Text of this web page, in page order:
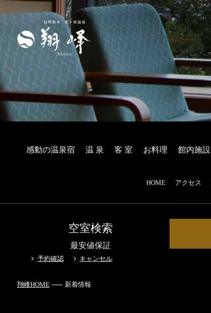
感動の温泉宿 温 泉 客 室 お料理 館内施設
HOME アクセス
空室検索
最安値保証
予約確認 キャンセル
翔峰HOME 新着情報